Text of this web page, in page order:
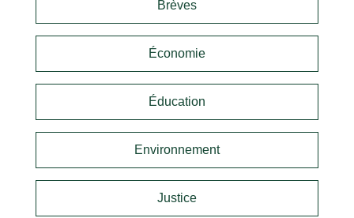
Brèves
Économie
Éducation
Environnement
Justice